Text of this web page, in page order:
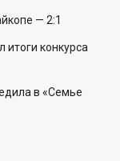
— 2:1
итоги конкурса
в «Семье